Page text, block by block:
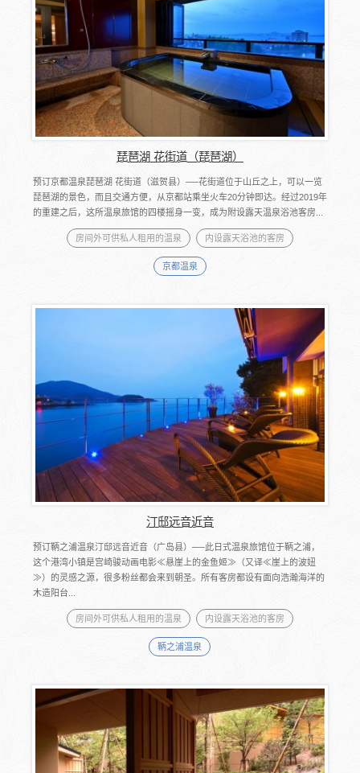
琵琶湖 花街道（琵琶湖）
预订京都温泉琵琶湖 花街道（滋贺县）──花街道位于山丘之上，可以一览
琵琶湖的景色，而且交通方便，从京都站乘坐火车20分钟即达。经过2019年
的重建之后，这所温泉旅馆的四楼摇身一变，成为附设露天温泉浴池客房...
房间外可供私人租用的温泉 内设露天浴池的客房
京都温泉
汀邸远音近音
预订鞆之浦温泉汀邸远音近音（广岛县）──此日式温泉旅馆位于鞆之浦，
这个港湾小镇是宫崎骏动画电影≪悬崖上的金鱼姬≫（又译≪崖上的波妞
≫）的灵感之源，很多粉丝都会来到朝圣。所有客房都设有面向浩瀚海洋的
木造阳台...
房间外可供私人租用的温泉 内设露天浴池的客房
鞆之浦温泉